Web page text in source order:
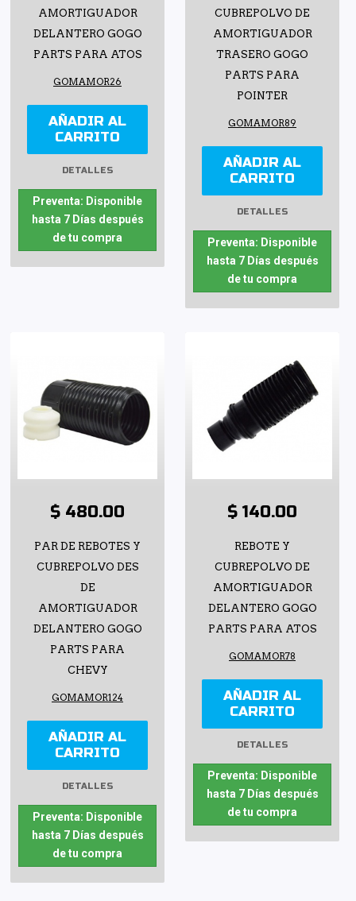
AMORTIGUADOR
DELANTERO GOGO
PARTS PARA ATOS
GOMAMOR26
AÑADIR AL
CARRITO
DETALLES
Preventa: Disponible
hasta 7 Días después
de tu compra
CUBREPOLVO DE
AMORTIGUADOR
TRASERO GOGO
PARTS PARA
POINTER
GOMAMOR89
AÑADIR AL
CARRITO
DETALLES
Preventa: Disponible
hasta 7 Días después
de tu compra
$ 480.00
PAR DE REBOTES Y
CUBREPOLVO DES
DE
AMORTIGUADOR
DELANTERO GOGO
PARTS PARA
CHEVY
GOMAMOR124
AÑADIR AL
CARRITO
DETALLES
Preventa: Disponible
hasta 7 Días después
de tu compra
$ 140.00
REBOTE Y
CUBREPOLVO DE
AMORTIGUADOR
DELANTERO GOGO
PARTS PARA ATOS
GOMAMOR78
AÑADIR AL
CARRITO
DETALLES
Preventa: Disponible
hasta 7 Días después
de tu compra